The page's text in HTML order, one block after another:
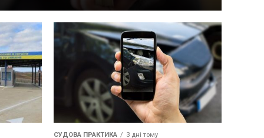
СУДОВА ПРАКТИКА 3 дні тому